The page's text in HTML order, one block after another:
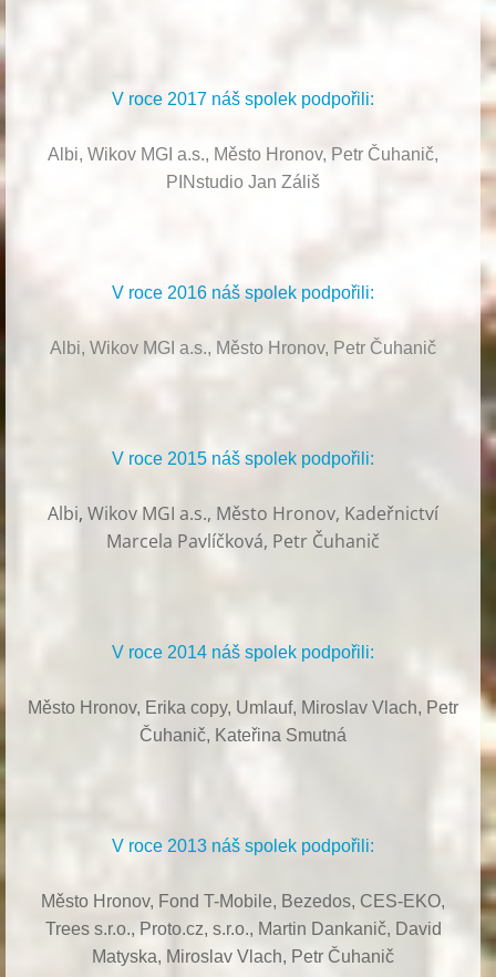
V roce 2017 náš spolek podpořili:
Albi, Wikov MGI a.s., Město Hronov, Petr Čuhanič,
PINstudio Jan Záliš
V roce 2016 náš spolek podpořili:
Albi, Wikov MGI a.s., Město Hronov, Petr Čuhanič
V roce 2015 náš spolek podpořili:
Albi,Wikov MGI a.s., Město Hronov, Kadeřnictví
Marcela Pavlíčková, Petr Čuhanič
V roce 2014 náš spolek podpořili:
Město Hronov, Erika copy, Umlauf, Miroslav Vlach, Petr
Čuhanič, Kateřina Smutná
V roce 2013 náš spolek podpořili:
Město Hronov, Fond T-Mobile, Bezedos, CES-EKO,
Trees s.r.o., Proto.cz, s.r.o., Martin Dankanič, David
Matyska, Miroslav Vlach, Petr Čuhanič